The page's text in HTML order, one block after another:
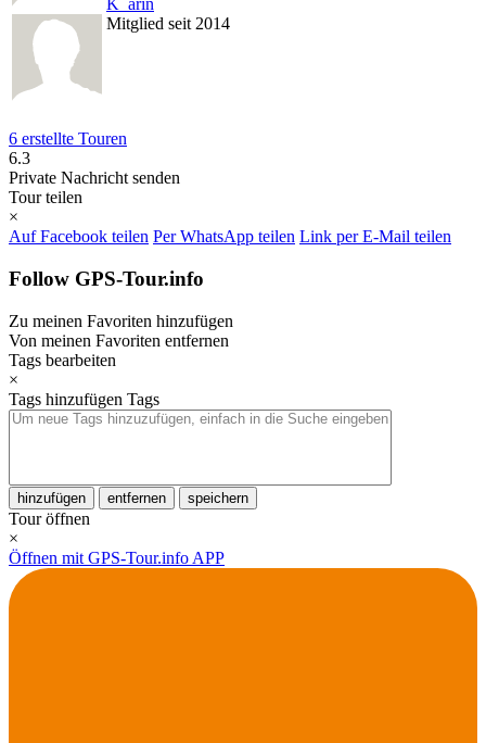
K_arin
Mitglied seit 2014
6 erstellte Touren
6.3
Private Nachricht senden
Tour teilen
×
Auf Facebook teilen Per WhatsApp teilen Link per E-Mail teilen
Follow GPS-Tour.info
Zu meinen Favoriten hinzufügen
Von meinen Favoriten entfernen
Tags bearbeiten
×
Tags hinzufügen Tags
hinzufügen entfernen speichern
Tour öffnen
×
Öffnen mit GPS-Tour.info APP